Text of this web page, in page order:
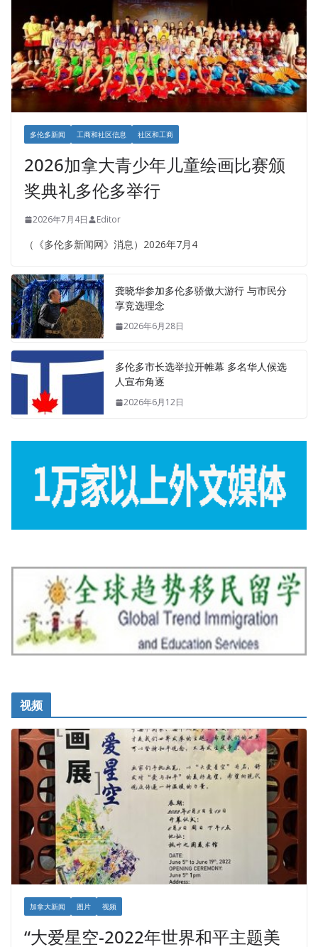
多伦多新闻 工商和社区信息 社区和工商
2026加拿大青少年儿童绘画比赛颁
奖典礼多伦多举行
2026年7月4日 Editor
（《多伦多新闻网》消息）2026年7月4
龚晓华参加多伦多骄傲大游行 与市民分
享竞选理念
2026年6月28日
多伦多市长选举拉开帷幕 多名华人候选
人宣布角逐
2026年6月12日
视频
加拿大新闻 图片 视频
“大爱星空-2022年世界和平主题美